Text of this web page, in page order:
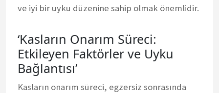
ve iyi bir uyku düzenine sahip olmak önemlidir.
‘Kasların Onarım Süreci:
Etkileyen Faktörler ve Uyku
Bağlantısı’
Kasların onarım süreci, egzersiz sonrasında